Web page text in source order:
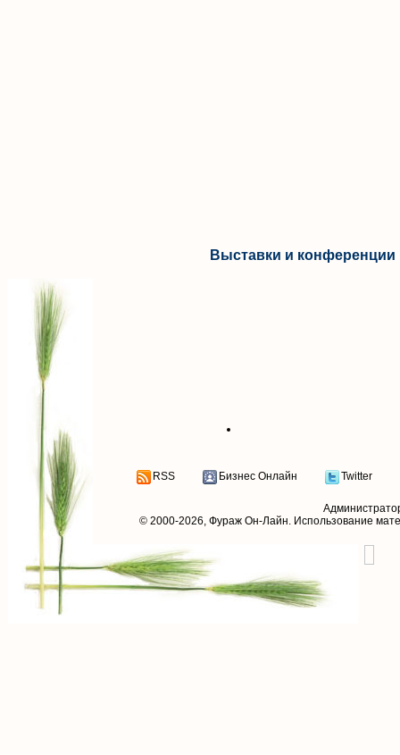
Выставки и конференции
RSS Бизнес Онлайн Twitter
© 2000-2026, Фураж Он-Лайн. Использование